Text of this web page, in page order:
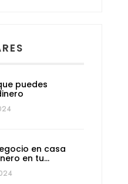
puedes
en casa
en tu…